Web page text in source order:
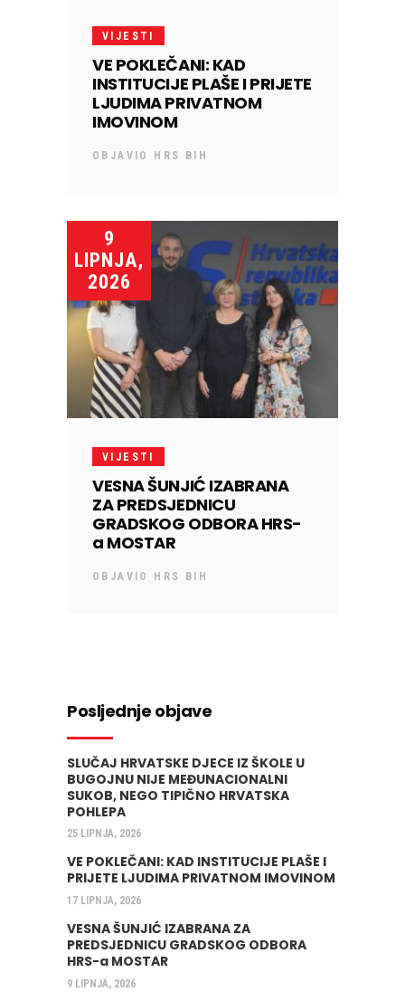
VIJESTI
VE POKLEČANI: KAD
INSTITUCIJE PLAŠE I PRIJETE
LJUDIMA PRIVATNOM
IMOVINOM
OBJAVIO HRS BIH
9
LIPNJA,
2026
VIJESTI
VESNA ŠUNJIĆ IZABRANA
ZA PREDSJEDNICU
GRADSKOG ODBORA HRS-
a MOSTAR
OBJAVIO HRS BIH
Posljednje objave
SLUČAJ HRVATSKE DJECE IZ ŠKOLE U
BUGOJNU NIJE MEĐUNACIONALNI
SUKOB, NEGO TIPIČNO HRVATSKA
POHLEPA
25 LIPNJA, 2026
VE POKLEČANI: KAD INSTITUCIJE PLAŠE I
PRIJETE LJUDIMA PRIVATNOM IMOVINOM
17 LIPNJA, 2026
VESNA ŠUNJIĆ IZABRANA ZA
PREDSJEDNICU GRADSKOG ODBORA
HRS-a MOSTAR
9 LIPNJA, 2026